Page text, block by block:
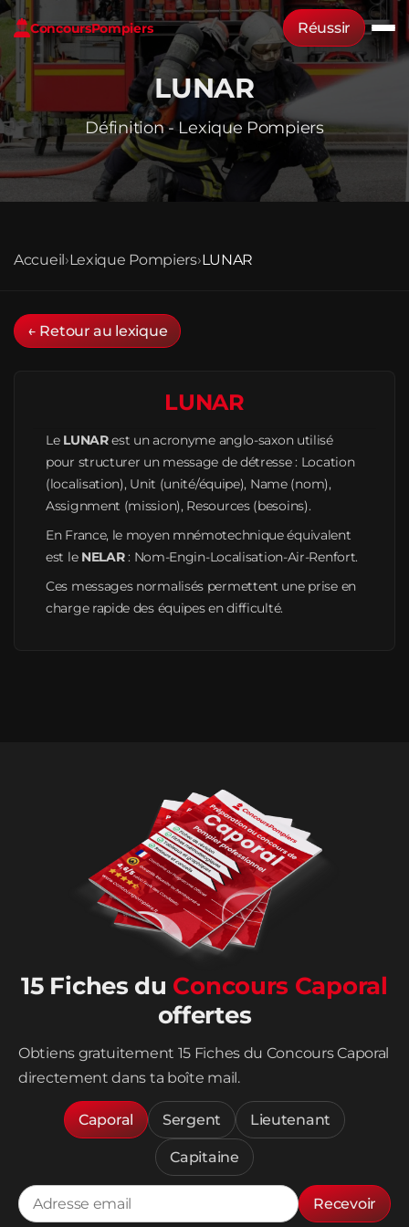
ConcoursPompiers Réussir
LUNAR
Définition - Lexique Pompiers
Accueil›Lexique Pompiers›LUNAR
← Retour au lexique
LUNAR
Le LUNARest un acronyme anglo-saxon utilisé
pour structurer un message de détresse : Location
(localisation), Unit (unité/équipe), Name (nom),
Assignment (mission), Resources (besoins).
En France, le moyen mnémotechnique équivalent
est le NELAR: Nom-Engin-Localisation-Air-Renfort.
Ces messages normalisés permettent une prise en
charge rapide des équipes en difficulté.
15 Fiches du Concours Caporal
offertes
Obtiens gratuitement 15 Fiches du Concours Caporal
directement dans ta boîte mail.
Caporal Sergent Lieutenant
Capitaine
Recevoir